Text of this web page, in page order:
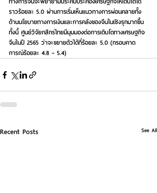
ราวร้อยละ 5.0 ผ่านการเริ่มเห็นแนวทางการผ่อนคลายทั้ง
ด้านนโยบายทางการเงินและการคลังของจีนในเชิงรุกมากขึ้น
ทั้งนี้ ศูนย์วิจัยกสิกรไทยมีมุมมองต่อการเติบโตทางเศรษฐกิจ
จีนในปี 2565 ว่าจะขยายตัวได้ที่ร้อยละ 5.0 (กรอบคาด
การณ์ร้อยละ 4.8 – 5.4)
Recent Posts See All